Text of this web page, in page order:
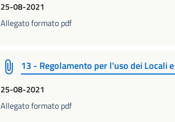
25-08-2021
Allegato formato pdf
13 - Regolamento per l'uso dei Locali
25-08-2021
Allegato formato pdf